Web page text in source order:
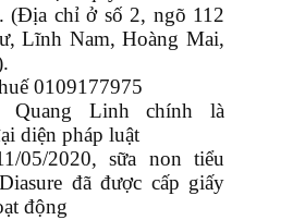
(Địa chỉ ở số 2, ngõ 112
Lĩnh Nam, Hoàng Mai,
0109177975
Quang Linh chính là
diện pháp luật
05/2020, sữa non tiểu
đã được cấp giấy
động